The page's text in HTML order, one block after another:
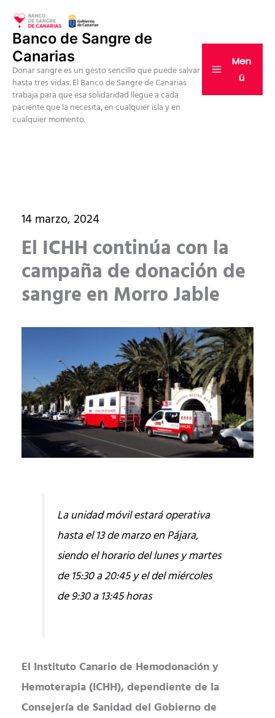
contenido
Banco de Sangre de
Canarias
Donar sangre es un gesto sencillo que puede salvar
hasta tres vidas. El Banco de Sangre de Canarias
trabaja para que esa solidaridad llegue a cada
paciente que la necesita, en cualquier isla y en
cualquier momento.
Men
ú
14 marzo, 2024
El ICHH continúa con la
campaña de donación de
sangre en Morro Jable
La unidad móvil estará operativa
hasta el 13 de marzo en Pájara,
siendo el horario del lunes y martes
de 15:30 a 20:45 y el del miércoles
de 9:30 a 13:45 horas
El Instituto Canario de Hemodonación y
Hemoterapia (ICHH), dependiente de la
Consejería de Sanidad del Gobierno de